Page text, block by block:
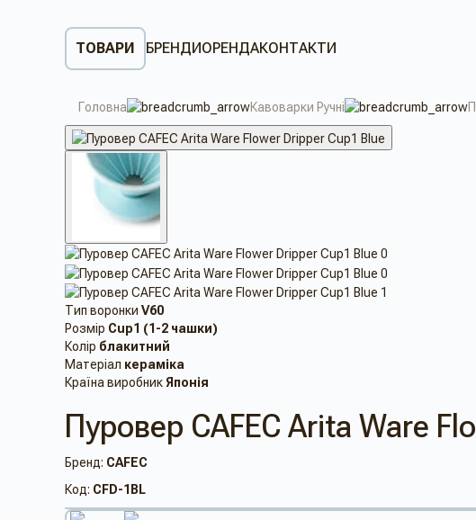
ТОВАРИ БРЕНДИОРЕНДАКОНТАКТИ
Головна Кавоварки Ручні
Тип воронки V60
Розмір Cup1 (1-2 чашки)
Колір блакитний
Матеріал кераміка
Країна виробник Японія
Пуровер CAFEC Arita Ware
Бренд: CAFEC
Код: CFD-1BL